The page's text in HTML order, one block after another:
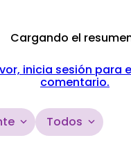
Cargando el
inicia sesión para
comentario.
Todos